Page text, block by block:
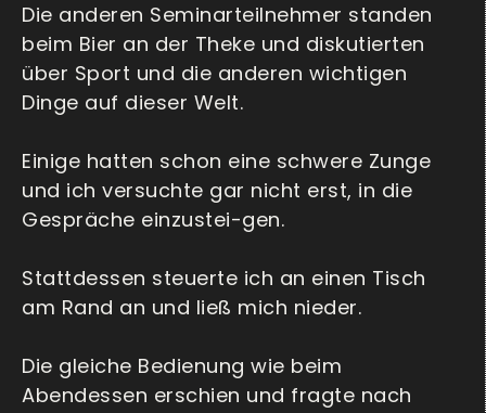
Die anderen Seminarteilnehmer standen
beim Bier an der Theke und diskutierten
über Sport und die anderen wichtigen
Dinge auf dieser Welt.
Einige hatten schon eine schwere Zunge
und ich versuchte gar nicht erst, in die
Gespräche einzustei-gen.
Stattdessen steuerte ich an einen Tisch
am Rand an und ließ mich nieder.
Die gleiche Bedienung wie beim
Abendessen erschien und fragte nach